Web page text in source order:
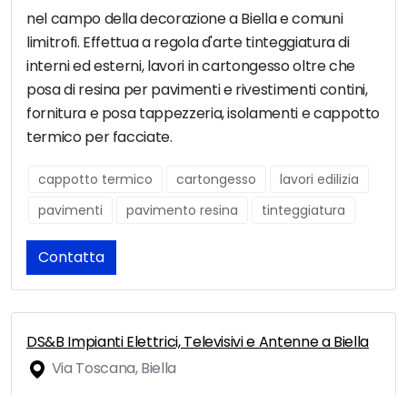
nel campo della decorazione a Biella e comuni
limitrofi. Effettua a regola d'arte tinteggiatura di
interni ed esterni, lavori in cartongesso oltre che
posa di resina per pavimenti e rivestimenti contini,
fornitura e posa tappezzeria, isolamenti e cappotto
termico per facciate.
cappotto termico cartongesso
lavori edilizia
pavimenti
pavimento resina tinteggiatura
Contatta
DS&B Impianti Elettrici, Televisivi e Antenne a Biella
Via Toscana, Biella